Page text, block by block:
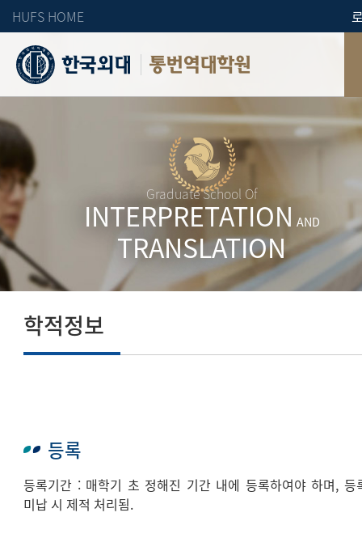
HUFS HOME
통번역대학원
Graduate School Of
INTERPRETATION AND
TRANSLATION
학적정보
등록
등록기간 : 매학기 초 정해진 기간 내에 등록하여야 하며, 등
미납 시 제적 처리됨.